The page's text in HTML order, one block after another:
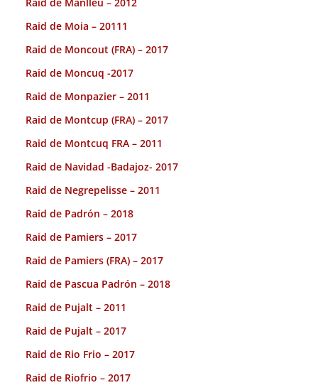
Raid de Moia – 20111
Raid de Moncout (FRA) – 2017
Raid de Moncuq -2017
Raid de Monpazier – 2011
Raid de Montcup (FRA) – 2017
Raid de Montcuq FRA – 2011
Raid de Navidad -Badajoz- 2017
Raid de Negrepelisse – 2011
Raid de Padrón – 2018
Raid de Pamiers – 2017
Raid de Pamiers (FRA) – 2017
Raid de Pascua Padrón – 2018
Raid de Pujalt – 2011
Raid de Pujalt – 2017
Raid de Rio Frio – 2017
Raid de Riofrio – 2017